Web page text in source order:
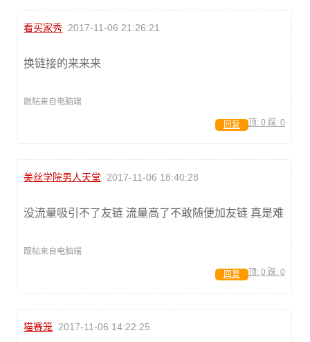
看买家秀 2017-11-06 21:26:21
换链接的来来来
跟帖来自电脑端
顶: 0 踩: 0
回复
美丝学院男人天堂 2017-11-06 18:40:28
没流量吸引不了友链 流量高了不敢随便加友链 真是难
跟帖来自电脑端
顶: 0 踩: 0
回复
猫赛笼 2017-11-06 14:22:25